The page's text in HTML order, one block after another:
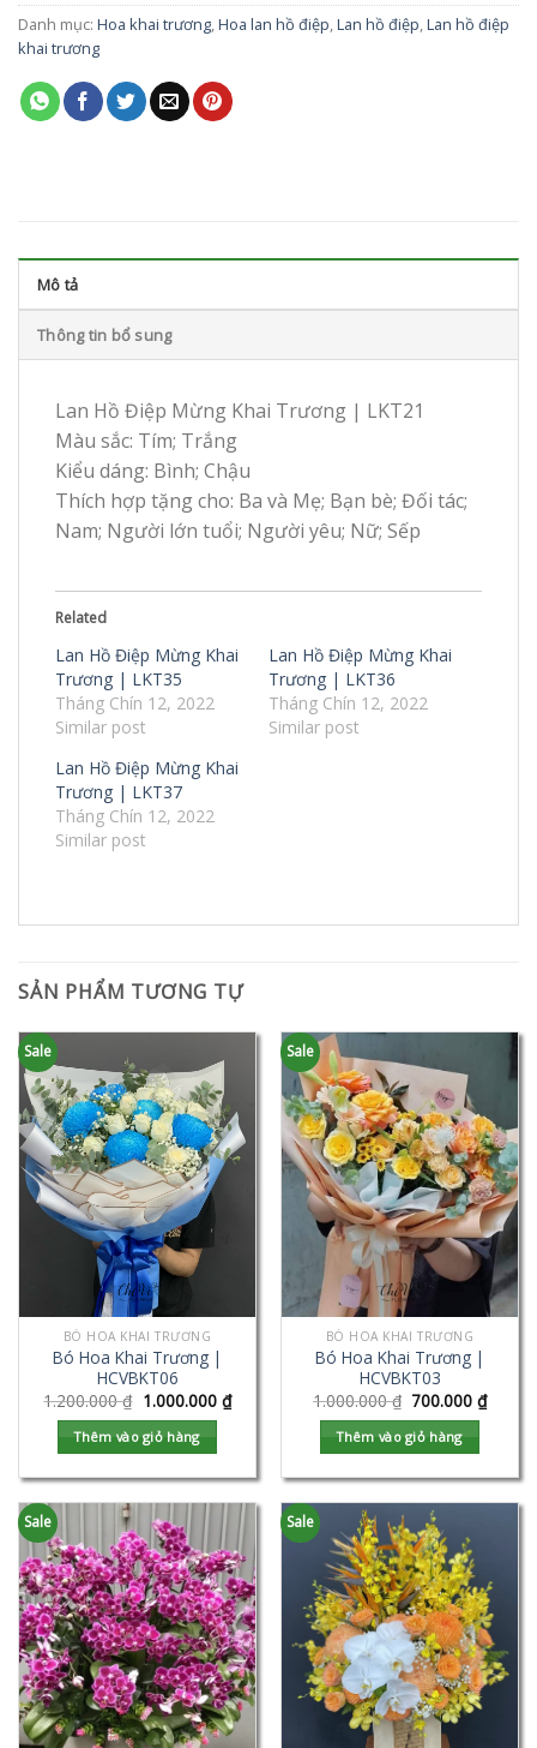
Danh mục: Hoa khai trương,Hoa lan hồ điệp,Lan hồ điệp,Lan hồ điệp
khai trương
Mô tả
Thông tin bổ sung
Lan Hồ Điệp Mừng Khai Trương | LKT21
Màu sắc: Tím; Trắng
Kiểu dáng: Bình; Chậu
Thích hợp tặng cho: Ba và Mẹ; Bạn bè; Đối tác;
Nam; Người lớn tuổi; Người yêu; Nữ; Sếp
Related
Lan Hồ Điệp Mừng Khai
Trương | LKT35
Tháng Chín 12, 2022
Similar post
Lan Hồ Điệp Mừng Khai
Trương | LKT36
Tháng Chín 12, 2022
Similar post
Lan Hồ Điệp Mừng Khai
Trương | LKT37
Tháng Chín 12, 2022
Similar post
SẢN PHẨM TƯƠNG TỰ
Sale
BÓ HOA KHAI TRƯƠNG
Bó Hoa Khai Trương |
HCVBKT06
1.200.000₫ 1.000.000 ₫
Thêm vào giỏ hàng
Sale
BÓ HOA KHAI TRƯƠNG
Bó Hoa Khai Trương |
HCVBKT03
1.000.000₫ 700.000₫
Thêm vào giỏ hàng
Sale Sale